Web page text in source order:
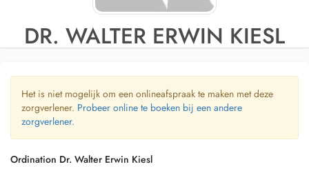
DR. WALTER ERWIN KIESL
Het is niet mogelijk om een onlineafspraak te maken met deze
zorgverlener. Probeer online te boeken bij een andere
zorgverlener.
Ordination Dr. Walter Erwin Kiesl